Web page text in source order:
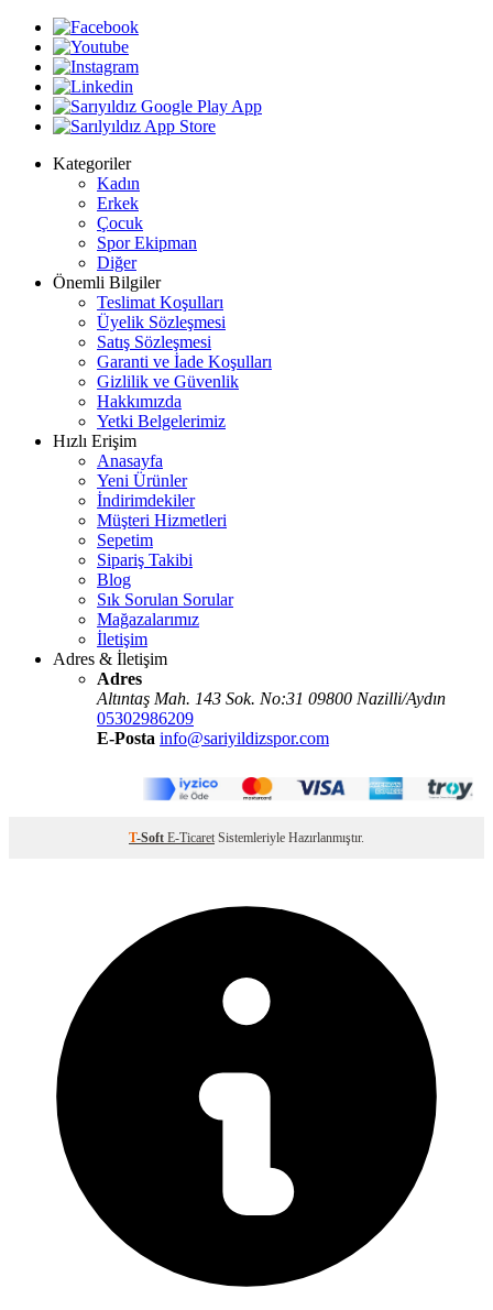
Kategoriler
Kadın
Erkek
Çocuk
Spor Ekipman
Diğer
Önemli Bilgiler
Teslimat Koşulları
Üyelik Sözleşmesi
Satış Sözleşmesi
Garanti ve İade Koşulları
Gizlilik ve Güvenlik
Hakkımızda
Yetki Belgelerimiz
Hızlı Erişim
Anasayfa
Yeni Ürünler
İndirimdekiler
Müşteri Hizmetleri
Sepetim
Sipariş Takibi
Blog
Sık Sorulan Sorular
Mağazalarımız
İletişim
Adres & İletişim
Adres
Altıntaş Mah. 143 Sok. No:31 09800 Nazilli/Aydın
05302986209
E-Posta info@sariyildizspor.com
T-Soft E-Ticaret Sistemleriyle Hazırlanmıştır.